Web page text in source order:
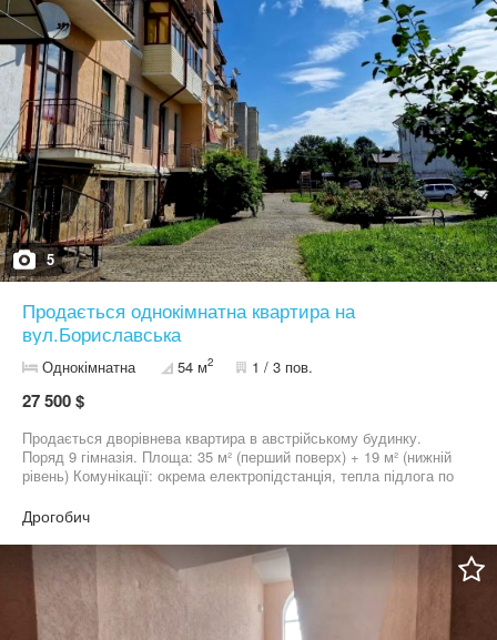
5
Продається однокімнатна квартира на
вул.Бориславська
Однокімнатна 54 м2 1 / 3 пов.
27 500 $
Продається дворівнева квартира в австрійському будинку.
Поряд 9 гімназія. Площа: 35 м² (перший поверх) + 19 м² (нижній
рівень) Комунікації: окрема електропідстанція, тепла підлога по
котел та батареї, зроблена гідроізоляція Інфраструктура:
закрита територія, гарно облаштований двір, дитячий майданчик,
паркомісце + місце під гараж Переваги: доглянута територія,
тихий район,поряд 9 гімназія,магазин,зупинка.
Дрогобич